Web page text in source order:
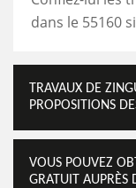
dans le 55160
TRAVAUX DE
PROPOSITIONS
VOUS POUVEZ
GRATUIT AUPRÈS